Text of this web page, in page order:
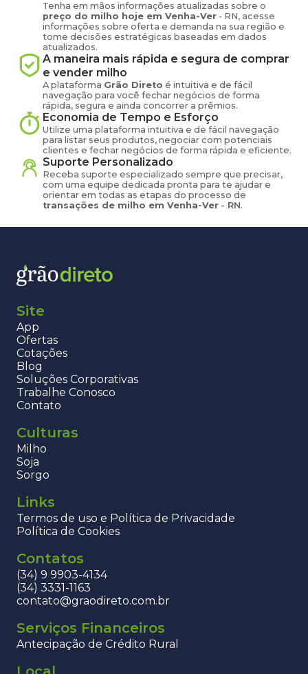
Tenha em mãos informações atualizadas sobre o
preço do milho hoje em Venha-Ver - RN, acesse
informações sobre oferta e demanda na sua região e
tome decisões estratégicas baseadas em dados
atualizados.
A maneira mais rápida e segura de comprar
e vender milho
A plataforma Grão Direto é intuitiva e de fácil
navegação para você fechar negócios de forma
rápida, segura e ainda concorrer a prêmios.
Economia de Tempo e Esforço
Utilize uma plataforma intuitiva e de fácil navegação
para listar seus produtos, negociar com potenciais
clientes e fechar negócios de forma rápida e eficiente.
Suporte Personalizado
Receba suporte especializado sempre que precisar,
com uma equipe dedicada pronta para te ajudar e
orientar em todas as etapas do processo de
transações de milho em Venha-Ver - RN.
Site
App
Ofertas
Cotações
Blog
Soluções Corporativas
Trabalhe Conosco
Contato
Culturas
Milho
Soja
Sorgo
Links
Termos de uso e Política de Privacidade
Política de Cookies
Contatos
(34) 9 9903-4134
(34) 3331-1163
contato@graodireto.com.br
Serviços Financeiros
Antecipação de Crédito Rural